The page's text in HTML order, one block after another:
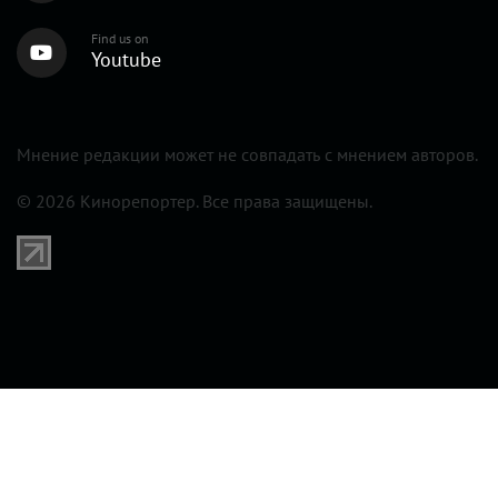
Find us on
Youtube
Мнение редакции может не совпадать с мнением авторов.
© 2026 Кинорепортер. Все права защищены.